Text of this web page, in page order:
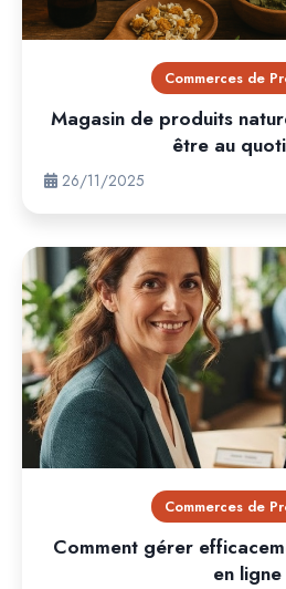
Commerces de
Magasin de produits
être au
26/11/2025
Commerces de
Comment gérer
en ligne